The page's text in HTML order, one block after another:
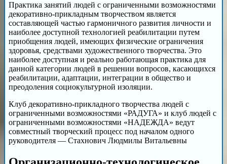
Практика занятий людей с ограниченными возможностями
декоративно-прикладным творчеством является
составляющей частью гармоничного развития личности и
наиболее доступной технологией реабилитации путем
приобщения людей, имеющих физические ограничения
здоровья, средствами художественного творчества. Это
наиболее доступная и реально работающая практика для
данной категории людей в решении вопросов, касающихся
реабилитации, адаптации, интеграции в общество и
преодоления социокультурной изоляции.
Клуб декоративно-прикладного творчества людей с
ограниченными возможностями «РАДУГА» и клуб людей с
ограниченными возможностями «НАДЕЖДА» ведут
совместный творческий процесс под началом одного
руководителя — Стахнович Людмилы Витальевны